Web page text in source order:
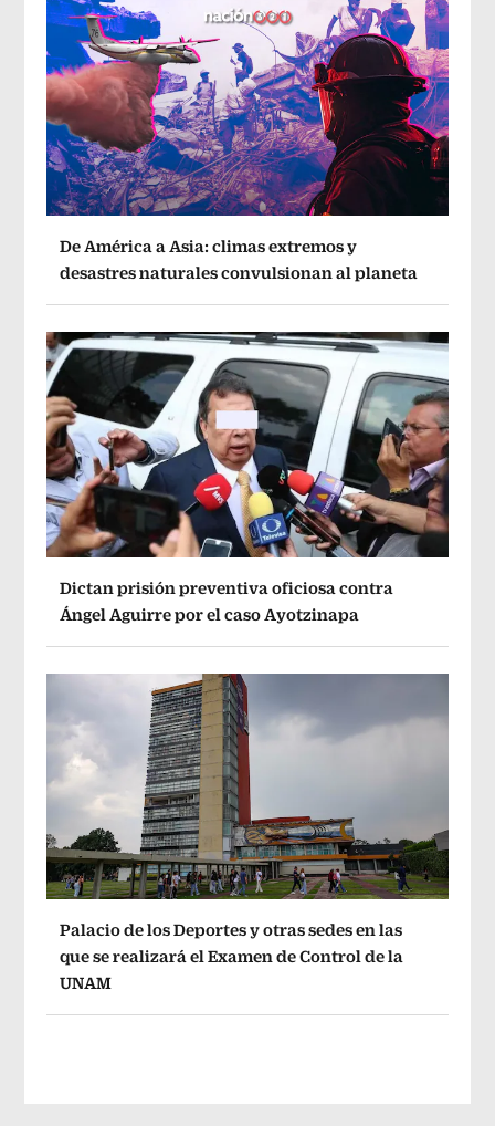
De América a Asia: climas extremos y
desastres naturales convulsionan al planeta
Dictan prisión preventiva oficiosa contra
Ángel Aguirre por el caso Ayotzinapa
Palacio de los Deportes y otras sedes en las
que se realizará el Examen de Control de la
UNAM